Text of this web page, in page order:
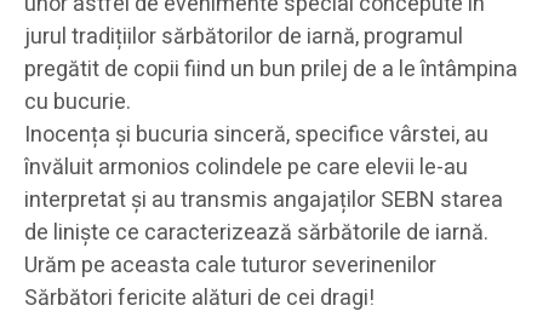
jurul tradițiilor sărbătorilor de iarnă, programul
pregătit de copii fiind un bun prilej de a le întâmpina
cu bucurie.
Inocența și bucuria sinceră, specifice vârstei, au
învăluit armonios colindele pe care elevii le-au
interpretat și au transmis angajaților SEBN starea
de liniște ce caracterizează sărbătorile de iarnă.
Urăm pe aceasta cale tuturor severinenilor
Sărbători fericite alături de cei dragi!